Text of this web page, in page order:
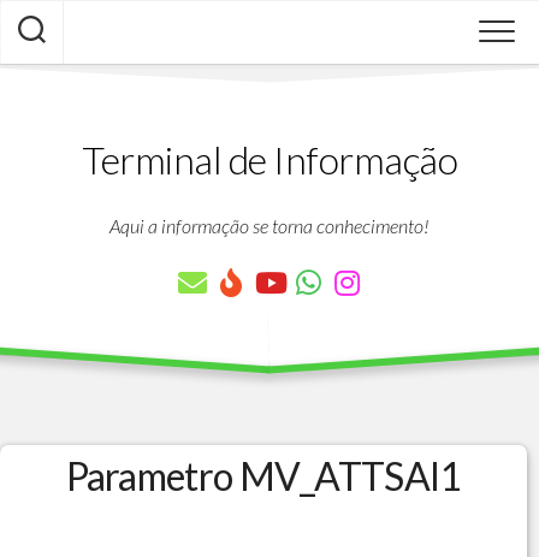
Skip
content
Terminal de Informação
Aqui a informação se torna conhecimento!
Parametro MV_ATTSAI1